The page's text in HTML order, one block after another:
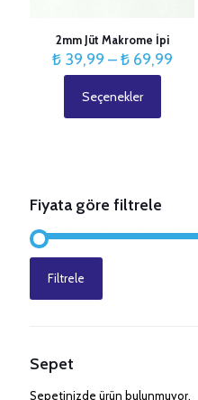
2mm Jüt Makrome İpi
₺39,99 –₺69,99Fiyat
Seçenekler
ürünün
Seçenekler
sayfasından
seçilebilir
Fiyata göre filtrele
düşük
fiyat
yüksek
fiyat
Filtrele
Sepet
Sepetinizde ürün bulunmuyor.